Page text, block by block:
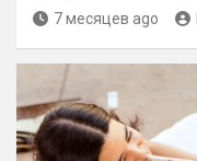
7 месяцев ago